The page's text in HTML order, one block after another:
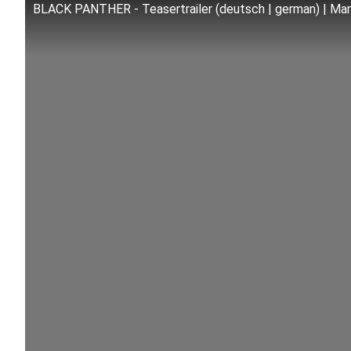
BLACK PANTHER - Teasertrailer (deutsch | german) |